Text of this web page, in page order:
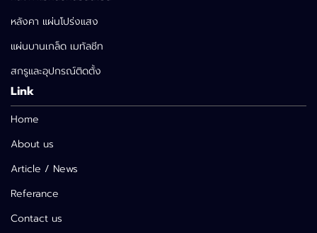
หลังคา แผ่นโปร่งแสง
แผ่นบานเกล็ด เมทัลชีท
สกรูและอุปกรณ์ติดตั้ง
Link
Home
About us
Article / News
Referance
Contact us